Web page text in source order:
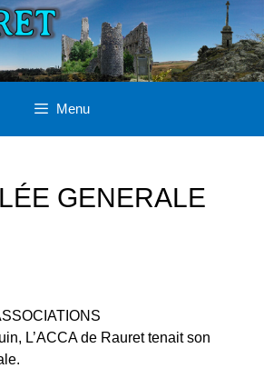
Menu
GENERALE
L’ACCA de Rauret tenait son